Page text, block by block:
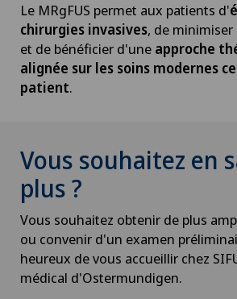
Le MRgFUS permet aux patients d'
chirurgies invasives, de
et de bénéficier d'une approche
alignée sur les soins modernes
patient.
Vous souhaitez en
plus ?
Vous souhaitez obtenir de plus
ou convenir d'un examen
heureux de vous accueillir chez
médical d'Ostermundigen.